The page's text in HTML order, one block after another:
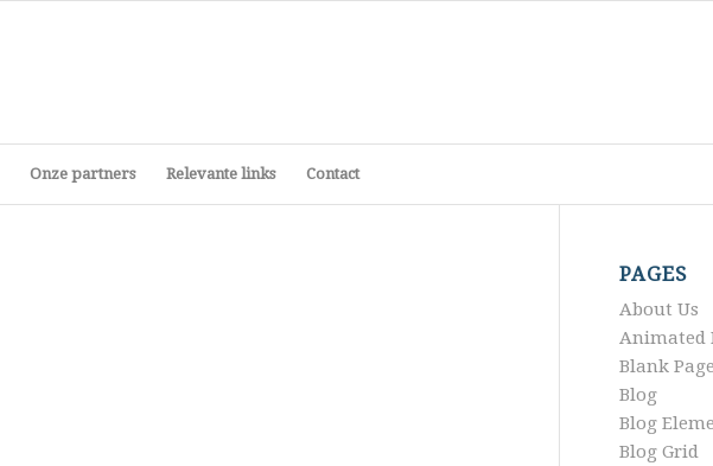
Onze partners Relevante links Contact
PAGES
About Us
Animated
Blank
Blog
Blog
Blog Grid